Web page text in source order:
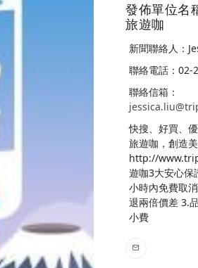
發佈單位
旅遊咖
新聞聯絡人：
聯絡電話：02-
聯絡信箱：
快搜、好買、
旅遊咖，創造
http://
遊咖3大安心保
小時內免費取
退兩倍價差 3.
小費